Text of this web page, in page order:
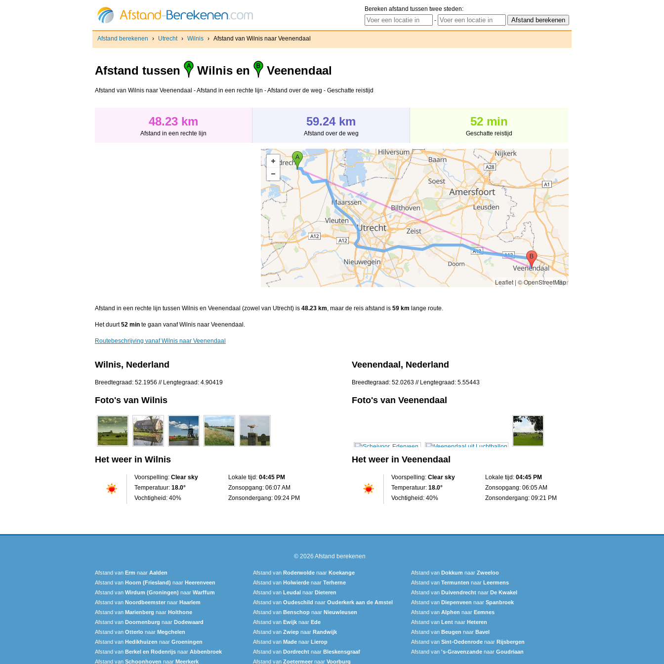
Bereken afstand tussen twee steden:
-
Afstand berekenen › Utrecht › Wilnis › Afstand van Wilnis naar Veenendaal
Afstand tussen Wilnis en Veenendaal
Afstand van Wilnis naar Veenendaal - Afstand in een rechte lijn - Afstand over de weg - Geschatte reistijd
48.23 km
Afstand in een rechte lijn
59.24 km
Afstand over de weg
52 min
Geschatte reistijd
Leaflet | © OpenStreetMap
Afstand in een rechte lijn tussen Wilnis en Veenendaal (zowel van Utrecht) is 48.23 km, maar de reis afstand is 59 km lange route.
Het duurt52 min te gaan vanaf Wilnis naar Veenendaal.
Routebeschrijving vanaf Wilnis naar Veenendaal
Wilnis, Nederland
Breedtegraad: 52.1956 // Lengtegraad: 4.90419
Foto's van Wilnis
Het weer in Wilnis
Voorspelling: Clear sky
Temperatuur: 18.0°
Vochtigheid: 40%
Lokale tijd: 04:45 PM
Zonsopgang: 06:07 AM
Zonsondergang: 09:24 PM
Veenendaal, Nederland
Breedtegraad: 52.0263 // Lengtegraad: 5.55443
Foto's van Veenendaal
Het weer in Veenendaal
Voorspelling: Clear sky
Temperatuur: 18.0°
Vochtigheid: 40%
Lokale tijd: 04:45 PM
Zonsopgang: 06:05 AM
Zonsondergang: 09:21 PM
© 2026 Afstand berekenen
Afstand van Erm naar Aalden Afstand van Roderwolde naar Koekange Afstand van Dokkum naar Zweeloo
Afstand van Hoorn (Friesland) naar Heerenveen Afstand van Holwierde naar Terherne Afstand van Termunten naar Leermens
Afstand van Wirdum (Groningen) naar Warffum Afstand van Leudal‎ naar Dieteren Afstand van Duivendrecht naar De Kwakel
Afstand van Noordbeemster naar Haarlem Afstand van Oudeschild naar Ouderkerk aan de Amstel Afstand van Diepenveen naar Spanbroek
Afstand van Marienberg naar Holthone Afstand van Benschop naar Nieuwleusen Afstand van Alphen naar Eemnes
Afstand van Doornenburg naar Dodewaard Afstand van Ewijk naar Ede Afstand van Lent naar Heteren
Afstand van Otterlo naar Megchelen Afstand van Zwiep naar Randwijk Afstand van Beugen naar Bavel
Afstand van Hedikhuizen naar Groeningen Afstand van Made naar Lierop Afstand van Sint-Oedenrode naar Rijsbergen
Afstand van Berkel en Rodenrijs naar Abbenbroek Afstand van Dordrecht naar Bleskensgraaf Afstand van 's-Gravenzande naar Goudriaan
Afstand van Schoonhoven naar Meerkerk Afstand van Zoetermeer naar Voorburg